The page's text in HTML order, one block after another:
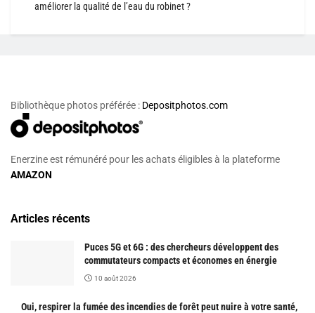
améliorer la qualité de l’eau du robinet ?
Bibliothèque photos préférée : Depositphotos.com
Enerzine est rémunéré pour les achats éligibles à la plateforme
AMAZON
Articles récents
Puces 5G et 6G : des chercheurs développent des
commutateurs compacts et économes en énergie
10 août 2026
Oui, respirer la fumée des incendies de forêt peut nuire à votre santé,